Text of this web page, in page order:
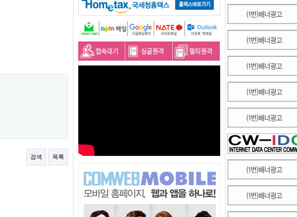
검색 목록